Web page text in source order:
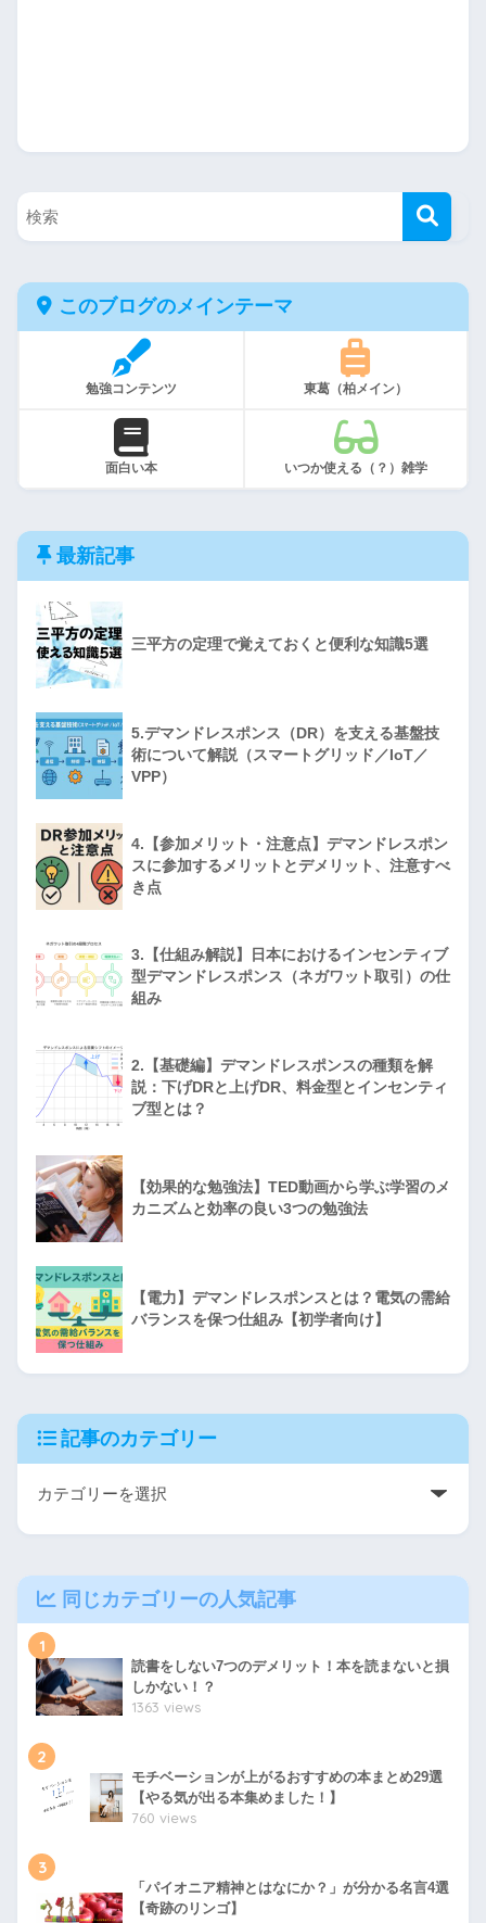
このブログのメインテーマ
勉強コンテンツ 東葛（柏メイン）
面白い本 いつか使える（？）雑学
最新記事
三平方の定理で覚えておくと便利な知識5選
5.デマンドレスポンス（DR）を支える基盤技
術について解説（スマートグリッド／IoT／
VPP）
4.【参加メリット・注意点】デマンドレスポン
スに参加するメリットとデメリット、注意すべ
き点
3.【仕組み解説】日本におけるインセンティブ
型デマンドレスポンス（ネガワット取引）の仕
組み
2.【基礎編】デマンドレスポンスの種類を解
説：下げDRと上げDR、料金型とインセンティ
ブ型とは？
【効果的な勉強法】TED動画から学ぶ学習のメ
カニズムと効率の良い3つの勉強法
【電力】デマンドレスポンスとは？電気の需給
バランスを保つ仕組み【初学者向け】
記事のカテゴリー
同じカテゴリーの人気記事
1
読書をしない7つのデメリット！本を読まないと損
しかない！？
1363 views
2
モチベーションが上がるおすすめの本まとめ29選
【やる気が出る本集めました！】
760 views
3
「パイオニア精神とはなにか？」が分かる名言4選
【奇跡のリンゴ】